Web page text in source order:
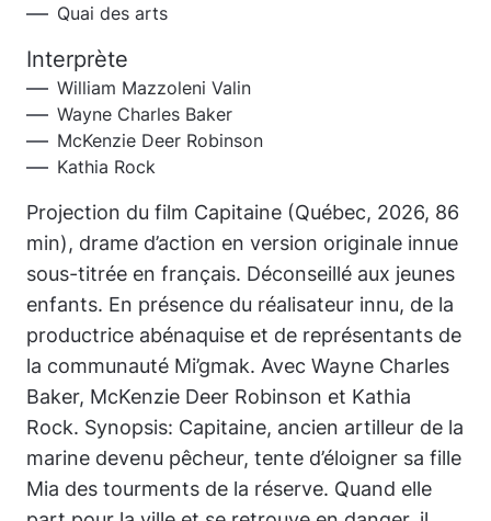
Quai des arts
Interprète
William Mazzoleni Valin
Wayne Charles Baker
McKenzie Deer Robinson
Kathia Rock
Projection du film Capitaine (Québec, 2026, 86
min), drame d’action en version originale innue
sous-titrée en français. Déconseillé aux jeunes
enfants. En présence du réalisateur innu, de la
productrice abénaquise et de représentants de
la communauté Mi’gmak. Avec Wayne Charles
Baker, McKenzie Deer Robinson et Kathia
Rock. Synopsis: Capitaine, ancien artilleur de la
marine devenu pêcheur, tente d’éloigner sa fille
Mia des tourments de la réserve. Quand elle